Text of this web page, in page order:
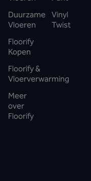
Duurzame
Vloeren
Floorify
Kopen
Floorify &
Vloerverwarming
Meer
over
Floorify
Vinyl
Twist